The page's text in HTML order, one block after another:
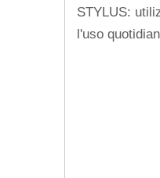
STYLUS:
l'uso